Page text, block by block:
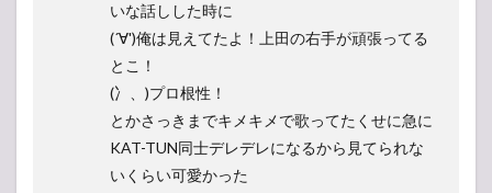
いな話しした時に
(´∀')俺は見えてたよ！上田の右手が頑張ってる
とこ！
(冫、)プロ根性！
とかさっきまでキメキメで歌ってたくせに急に
KAT-TUN同士デレデレになるから見てられな
いくらい可愛かった